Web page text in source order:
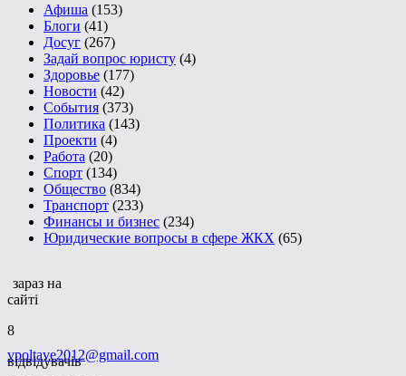
Афиша (153)
Блоги (41)
Досуг (267)
Задай вопрос юристу (4)
Здоровье (177)
Новости (42)
События (373)
Политика (143)
Проекти (4)
Работа (20)
Спорт (134)
Общество (834)
Транспорт (233)
Финансы и бизнес (234)
Юридические вопросы в сфере ЖКХ (65)
зараз на
сайті
8
відвідувачів
vpoltave2012@gmail.com